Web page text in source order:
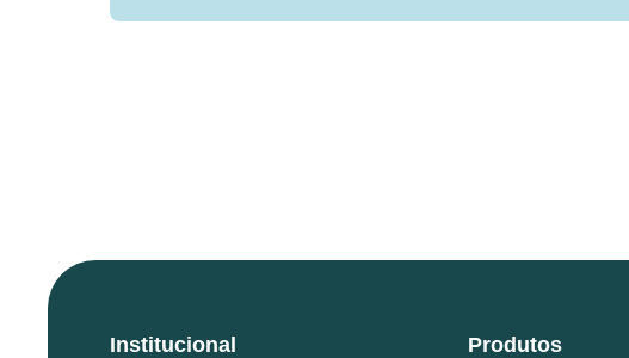
Institucional Produtos